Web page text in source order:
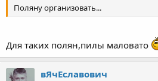
Поляну организовать...
Для таких полян,пилы маловато
вЯчЕславович